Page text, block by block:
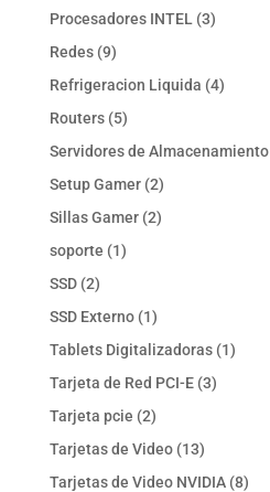
Procesadores INTEL 33
Redes 99
productos
Refrigeracion Liquida 44
Routers 55
productos
Servidores de Almacenamiento
Setup Gamer 22
productos
Sillas Gamer 22
soporte 11
SSD 22
productos
SSD Externo 11
producto
Tablets Digitalizadoras 11
Tarjeta de Red PCI-E 33
Tarjeta pcie 22
productos
Tarjetas de Video 1313
productos
Tarjetas de Video NVIDIA 88